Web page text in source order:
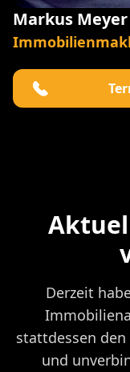
Markus Meyer
Derzeit
stattdessen
und